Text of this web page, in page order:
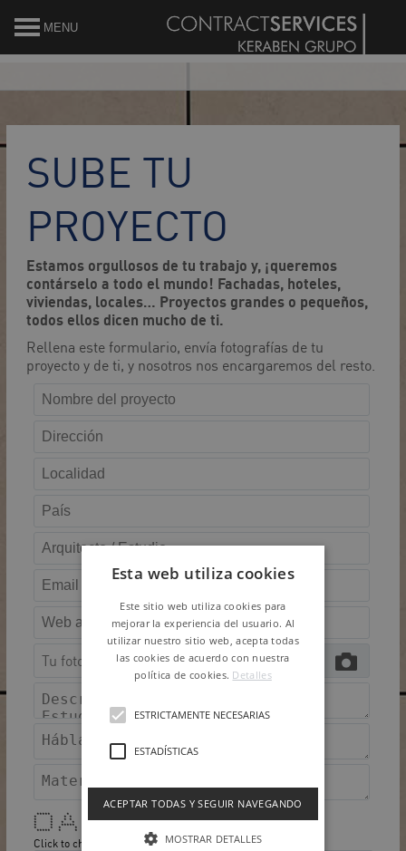
MENU
SUBE TU
PROYECTO
Estamos orgullosos de tu trabajo y, ¡queremos
contárselo a todo el mundo! Fachadas, hoteles,
viviendas, locales… Proyectos grandes o pequeños,
todos ellos dicen mucho de ti.
Rellena este formulario, envía fotografías de tu
proyecto y de ti, y nosotros nos encargaremos del resto.
Tu foto
***** * ******* *******
* * * * * *
* * * * * *
* * * * **** ****
* * ***** * *
* * * * * *
***** * * * *******
Click to change
Esta web utiliza cookies
Este sitio web utiliza cookies para
mejorar la experiencia del usuario. Al
utilizar nuestro sitio web, acepta todas
las cookies de acuerdo con nuestra
política de cookies. Detalles
ESTRICTAMENTE NECESARIAS
ESTADÍSTICAS
ACEPTAR TODAS Y SEGUIR NAVEGANDO
MOSTRAR DETALLES